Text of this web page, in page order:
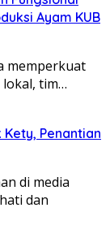
Ayam KUB
memperkuat
tim…
Kety, Penantian
di media
dan